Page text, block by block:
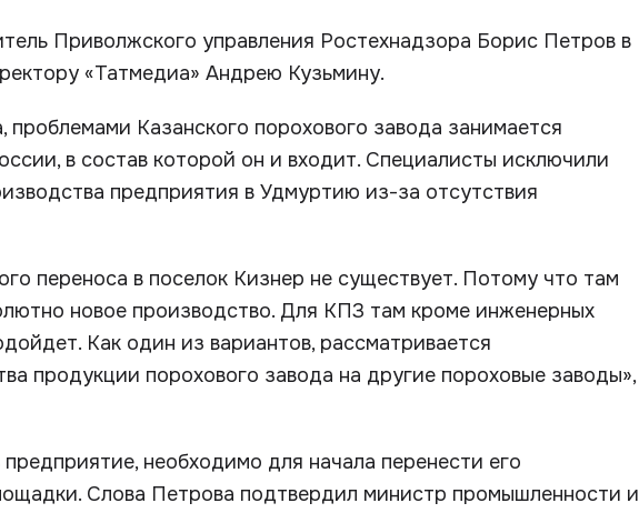
Приволжского управления Ростехнадзора Борис Петров в
«Татмедиа» Андрею Кузьмину.
Казанского порохового завода занимается
в состав которой он и входит. Специалисты исключили
предприятия в Удмуртию из-за отсутствия
переноса в поселок Кизнер не существует. Потому что там
новое производство. Для КПЗ там кроме инженерных
Как один из вариантов, рассматривается
продукции порохового завода на другие пороховые заводы»,
необходимо для начала перенести его
Слова Петрова подтвердил министр промышленности и